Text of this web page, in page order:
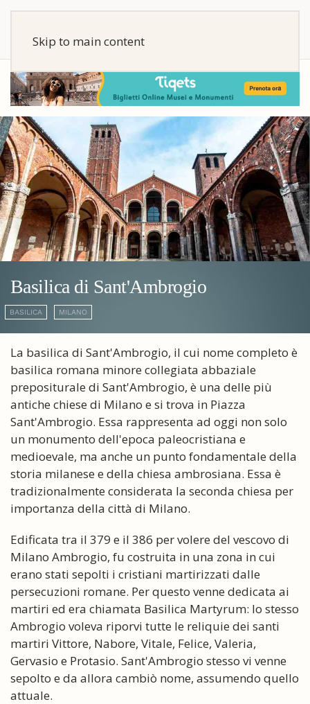
Skip to main content
Basilica di Sant'Ambrogio
BASILICA MILANO
La basilica di Sant'Ambrogio, il cui nome completo è
basilica romana minore collegiata abbaziale
prepositurale di Sant'Ambrogio, è una delle più
antiche chiese di Milano e si trova in Piazza
Sant'Ambrogio. Essa rappresenta ad oggi non solo
un monumento dell'epoca paleocristiana e
medioevale, ma anche un punto fondamentale della
storia milanese e della chiesa ambrosiana. Essa è
tradizionalmente considerata la seconda chiesa per
importanza della città di Milano.
Edificata tra il 379 e il 386 per volere del vescovo di
Milano Ambrogio, fu costruita in una zona in cui
erano stati sepolti i cristiani martirizzati dalle
persecuzioni romane. Per questo venne dedicata ai
martiri ed era chiamata Basilica Martyrum: lo stesso
Ambrogio voleva riporvi tutte le reliquie dei santi
martiri Vittore, Nabore, Vitale, Felice, Valeria,
Gervasio e Protasio. Sant'Ambrogio stesso vi venne
sepolto e da allora cambiò nome, assumendo quello
attuale.